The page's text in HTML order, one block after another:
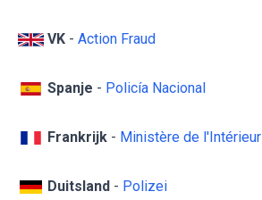
VK - Action Fraud
Spanje - Policía Nacional
Frankrijk - Ministère de l'Intérieur
Duitsland - Polizei